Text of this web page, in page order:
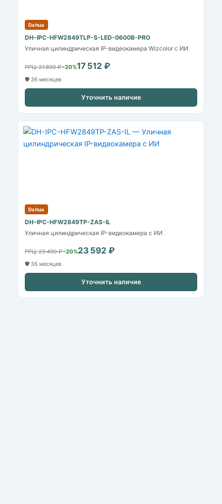
Dahua
DH-IPC-HFW2849TLP-S-LED-0600B-PRO
Уличная цилиндрическая IP-видеокамера Wizcolor с ИИ
РРЦ: 21 890 ₽−20%17 512 ₽
🛡️ 36 месяцев
Уточнить наличие
Dahua
DH-IPC-HFW2849TP-ZAS-IL
Уличная цилиндрическая IP-видеокамера с ИИ
РРЦ: 29 490 ₽−20%23 592 ₽
🛡️ 36 месяцев
Уточнить наличие